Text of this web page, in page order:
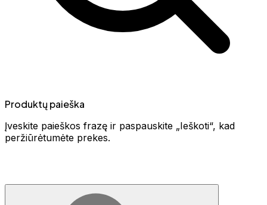
Produktų paieška
Įveskite paieškos frazę ir paspauskite „Ieškoti“, kad
peržiūrėtumėte prekes.